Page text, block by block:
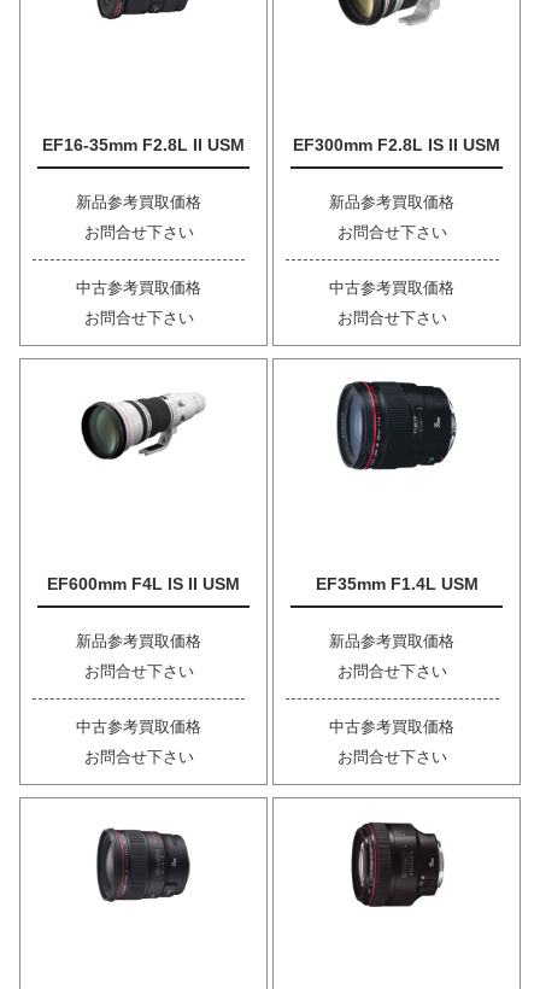
EF16-35mm F2.8L II USM
新品参考買取価格
お問合せ下さい
中古参考買取価格
お問合せ下さい
EF300mm F2.8L IS II USM
新品参考買取価格
お問合せ下さい
中古参考買取価格
お問合せ下さい
EF600mm F4L IS II USM
新品参考買取価格
お問合せ下さい
中古参考買取価格
お問合せ下さい
EF35mm F1.4L USM
新品参考買取価格
お問合せ下さい
中古参考買取価格
お問合せ下さい